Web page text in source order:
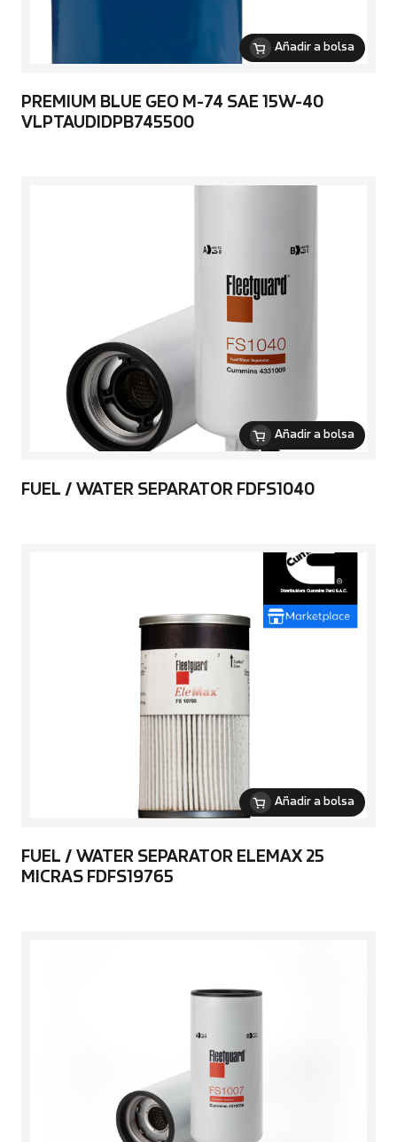
Añadir a bolsa
PREMIUM BLUE GEO M-74 SAE 15W-40
VLPTAUDIDPB745500
Añadir a bolsa
FUEL / WATER SEPARATOR FDFS1040
Añadir a bolsa
FUEL / WATER SEPARATOR ELEMAX 25
MICRAS FDFS19765